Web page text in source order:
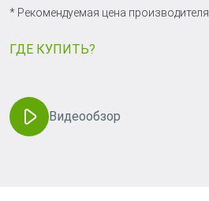
* Рекомендуемая цена производителя
ГДЕ КУПИТЬ?
Видеообзор